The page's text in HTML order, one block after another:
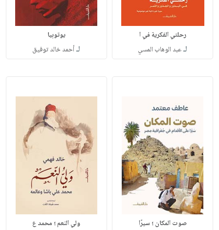
رحلتي الفكرية في ا
لـعبد الوهاب المسي
يوتوبيا
لـأحمد خالد توفيق
صوت المكان ؛ سيرًا ولي النعم ؛ محمد ع